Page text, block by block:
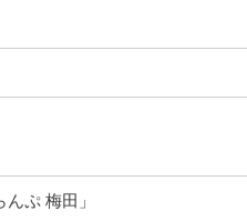
んぷ 梅田」